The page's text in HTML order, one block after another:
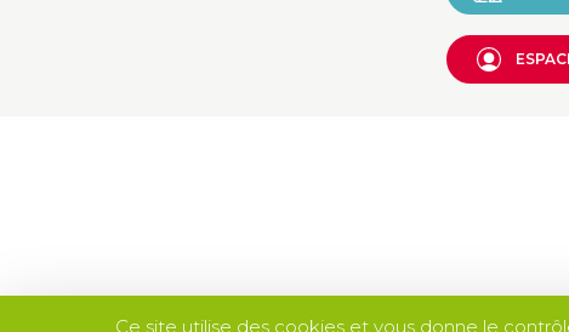
Ce site utilise des cookies et vous donne le